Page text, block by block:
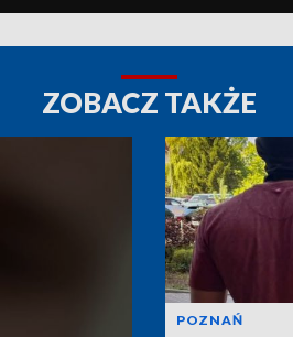
ZOBACZ TAKŻE
POZNAŃ